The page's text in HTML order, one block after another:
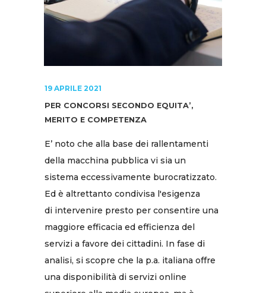
19 APRILE 2021
PER CONCORSI SECONDO EQUITA’,
MERITO E COMPETENZA
E’ noto che alla base dei rallentamenti
della macchina pubblica vi sia un
sistema eccessivamente burocratizzato.
Ed è altrettanto condivisa l'esigenza
di intervenire presto per consentire una
maggiore efficacia ed efficienza del
servizi a favore dei cittadini. In fase di
analisi, si scopre che la p.a. italiana offre
una disponibilità di servizi online